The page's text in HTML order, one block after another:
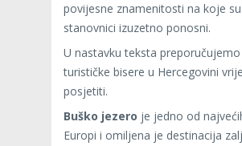
povijesne znamenitosti na koje
stanovnici izuzetno ponosni.
U nastavku teksta
turističke bisere u Hercegovini
posjetiti.
Buško jezero je jedno od
Europi i omiljena je destinacija